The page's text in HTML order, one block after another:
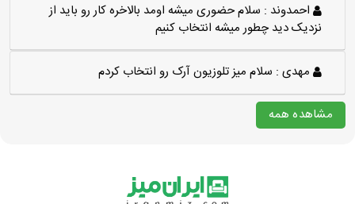
احمدوند : سلام حضوری میشه اومد بالاخره کار رو باید از
نزدیک دید چطور میشه انتخاب کنیم
مهدی : سلام میز تلوزیون آرک رو انتخاب کردم
مشاهده همه